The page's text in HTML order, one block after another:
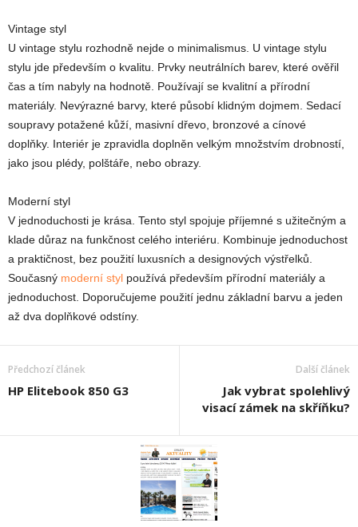
Vintage styl
U vintage stylu rozhodně nejde o minimalismus. U vintage stylu
stylu jde především o kvalitu. Prvky neutrálních barev, které ověřil
čas a tím nabyly na hodnotě. Používají se kvalitní a přírodní
materiály. Nevýrazné barvy, které působí klidným dojmem. Sedací
soupravy potažené kůží, masivní dřevo, bronzové a cínové
doplňky. Interiér je zpravidla doplněn velkým množstvím drobností,
jako jsou plédy, polštáře, nebo obrazy.
Moderní styl
V jednoduchosti je krása. Tento styl spojuje příjemné s užitečným a
klade důraz na funkčnost celého interiéru. Kombinuje jednoduchost
a praktičnost, bez použití luxusních a designových výstřelků.
Současný moderní styl používá především přírodní materiály a
jednoduchost. Doporučujeme použití jednu základní barvu a jeden
až dva doplňkové odstíny.
Předchozí článek
HP Elitebook 850 G3
Další článek
Jak vybrat spolehlivý
visací zámek na skříňku?